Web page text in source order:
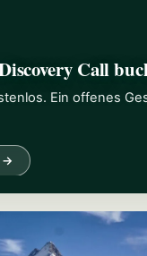
Call
Ein offenes
→